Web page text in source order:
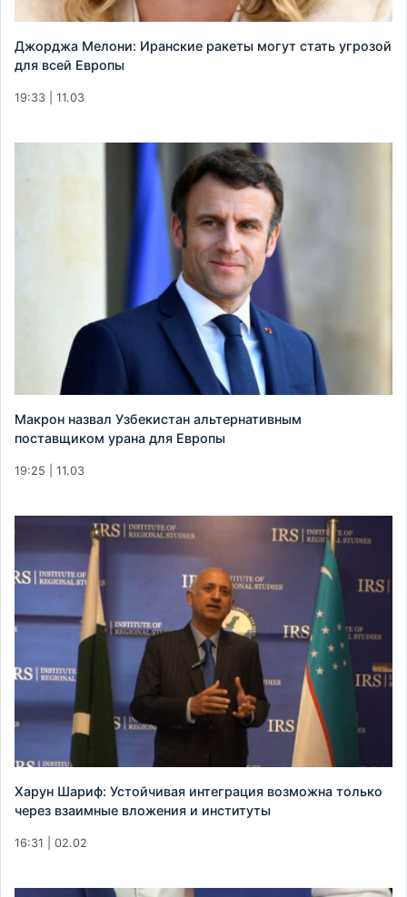
Джорджа Мелони: Иранские ракеты могут стать угрозой
для всей Европы
19:33 | 11.03
Макрон назвал Узбекистан альтернативным
поставщиком урана для Европы
19:25 | 11.03
Харун Шариф: Устойчивая интеграция возможна только
через взаимные вложения и институты
16:31 | 02.02